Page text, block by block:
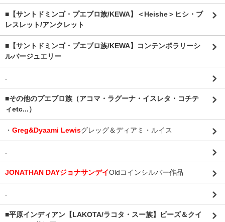
■【サントドミンゴ・プエブロ族/KEWA】＜Heishe＞ヒシ・ブ
レスレット/アンクレット
■【サントドミンゴ・プエブロ族/KEWA】コンテンポラリーシ
ルバージュエリー
■その他のプエブロ族（アコマ・ラグーナ・イスレタ・コチテ
ィetc...）
・ Greg&Dyaami Lewisグレッグ＆ディアミ・ルイス
JONATHAN DAYジョナサンデイOldコインシルバー作品
■平原インディアン【LAKOTA/ラコタ・スー族】ビーズ＆クイ